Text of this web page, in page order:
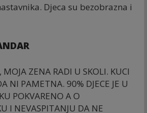
Djeca su bezobrazna i
MOJA ZENA RADI U SKOLI. KUCI
NI PAMETNA. 90% DJECE JE U
POKVARENO A O
I NEVASPITANJU DA NE